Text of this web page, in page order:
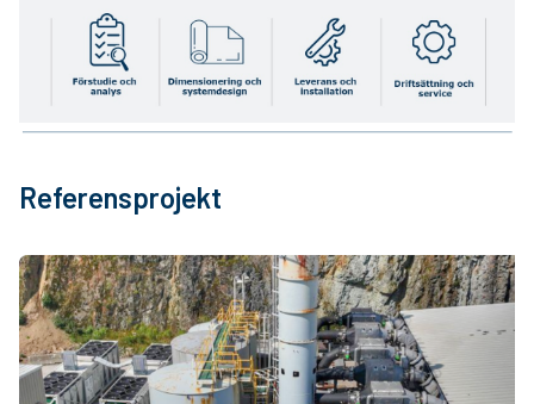
Referensprojekt